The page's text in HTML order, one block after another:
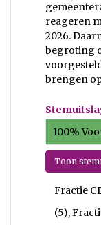
reageren
2026.
begroting
brengen
100%
Toon
Fractie
(5),